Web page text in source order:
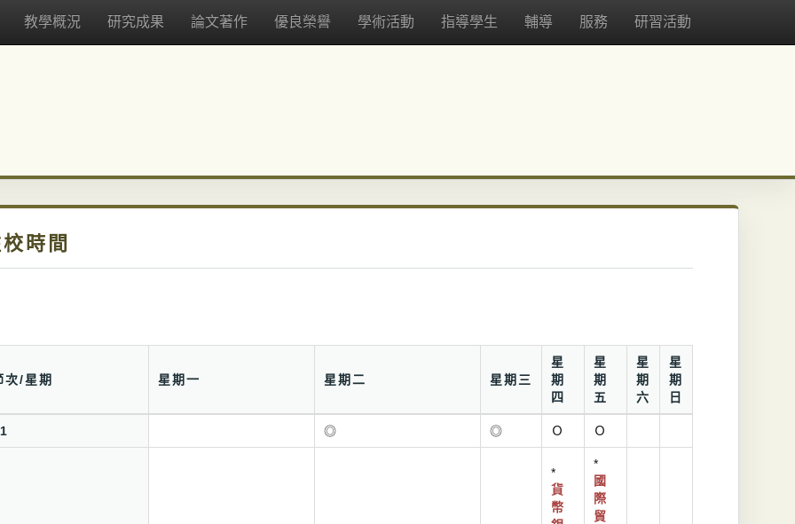
教學概況 研究成果 論文著作 優良榮譽 學術活動 指導學生 輔導 服務 研習活動
時間
次/星期 星期一 星期二 星期三
星
期
四
星
期
五
星
期
六
星
期
日
◎ ◎ Ｏ Ｏ
*
貨
幣
*
國
際
貿